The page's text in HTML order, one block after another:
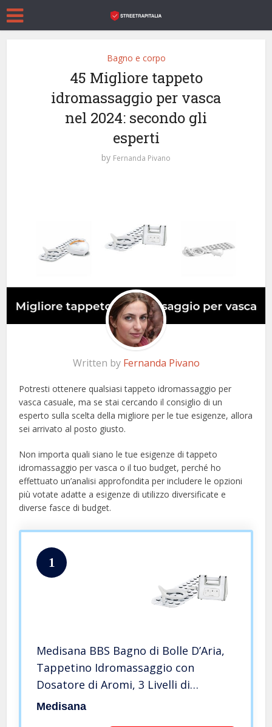
Bagno e corpo
45 Migliore tappeto
idromassaggio per vasca
nel 2024: secondo gli
esperti
by Fernanda Pivano
Written by Fernanda Pivano
Potresti ottenere qualsiasi tappeto idromassaggio per
vasca casuale, ma se stai cercando il consiglio di un
esperto sulla scelta della migliore per le tue esigenze, allora
sei arrivato al posto giusto.
Non importa quali siano le tue esigenze di tappeto
idromassaggio per vasca o il tuo budget, perché ho
effettuato un’analisi approfondita per includere le opzioni
più votate adatte a esigenze di utilizzo diversificate e
diverse fasce di budget.
1
Medisana BBS Bagno di Bolle D’Aria,
Tappetino Idromassaggio con
Dosatore di Aromi, 3 Livelli di
Intensità, Funzione Timer, Adatto ad
Medisana